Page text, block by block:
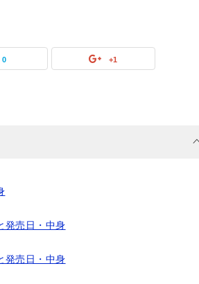
0 +1
発売日・中身
発売日・中身